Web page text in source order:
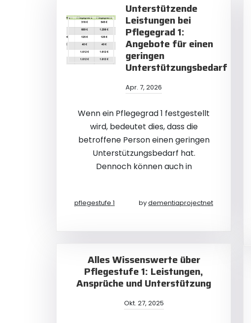
Unterstützende
Leistungen bei
Pflegegrad 1:
Angebote für einen
geringen
Unterstützungsbedarf
Apr. 7, 2026
Wenn ein Pflegegrad 1 festgestellt
wird, bedeutet dies, dass die
betroffene Person einen geringen
Unterstützungsbedarf hat.
Dennoch können auch in
pflegestufe 1 bydementiaprojectnet
Alles Wissenswerte über
Pflegestufe 1: Leistungen,
Ansprüche und Unterstützung
Okt. 27, 2025